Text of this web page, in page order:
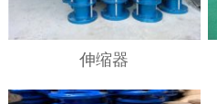
伸缩器